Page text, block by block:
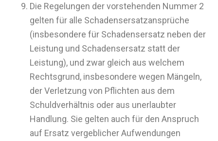
Die Regelungen der vorstehenden Nummer 2
gelten für alle Schadensersatzansprüche
(insbesondere für Schadensersatz neben der
Leistung und Schadensersatz statt der
Leistung), und zwar gleich aus welchem
Rechtsgrund, insbesondere wegen Mängeln,
der Verletzung von Pflichten aus dem
Schuldverhältnis oder aus unerlaubter
Handlung. Sie gelten auch für den Anspruch
auf Ersatz vergeblicher Aufwendungen